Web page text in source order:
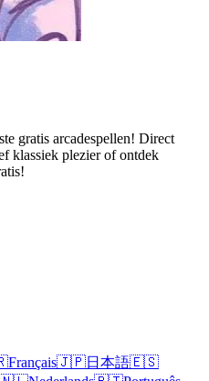
gratis arcadespellen! Direct
klassiek plezier of ontdek
Français🇯🇵日本語🇪🇸